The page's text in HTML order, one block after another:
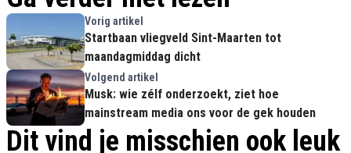
Vorig artikel
Startbaan vliegveld Sint-Maarten tot
maandagmiddag dicht
Volgend artikel
Musk: wie zélf onderzoekt, ziet hoe
mainstream media ons voor de gek houden
Dit vind je misschien ook leuk